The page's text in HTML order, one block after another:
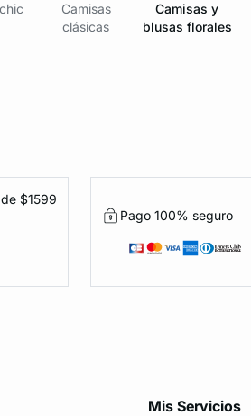
Camisas
clásicas
Camisas y
blusas florales
$1599
Pago 100% seguro
Mis Servicios